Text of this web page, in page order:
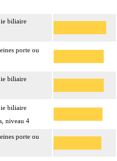
biliaire
porte ou
biliaire
biliaire
niveau 4
porte ou